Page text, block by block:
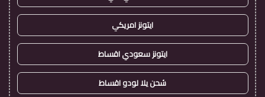
ايتونز امريكي
ايتونز سعودي اقساط
شحن يلا لودو اقساط